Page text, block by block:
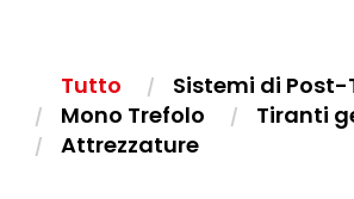
Tutto
Sistemi di Post-
Mono Trefolo
Tiranti
Attrezzature